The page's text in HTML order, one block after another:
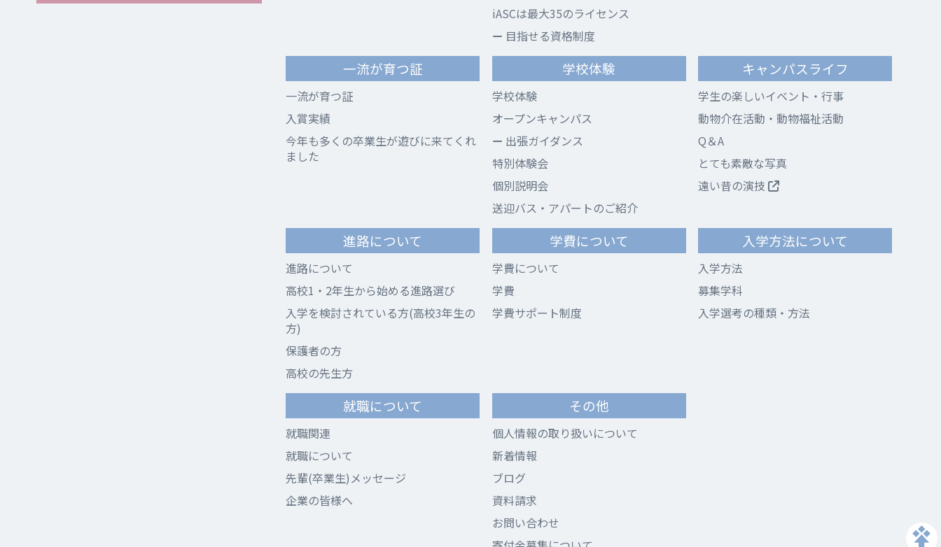
iASCは最大35のライセンス
目指せる資格制度
一流が育つ証
一流が育つ証
入賞実績
今年も多くの卒業生が遊びに来てくれ
ました
学校体験
学校体験
オープンキャンパス
出張ガイダンス
特別体験会
個別説明会
送迎バス・アパートのご紹介
キャンパスライフ
学生の楽しいイベント・行事
動物介在活動・動物福祉活動
Q＆A
とても素敵な写真
遠い昔の演技
進路について
進路について
高校1・2年生から始める進路選び
入学を検討されている方(高校3年生の
方)
保護者の方
高校の先生方
学費について
学費について
学費
学費サポート制度
入学方法について
入学方法
募集学科
入学選考の種類・方法
就職について
就職関連
就職について
先輩(卒業生)メッセージ
企業の皆様へ
その他
個人情報の取り扱いについて
新着情報
ブログ
資料請求
お問い合わせ